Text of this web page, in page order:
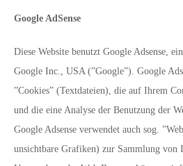
Google AdSense
Diese Website benutzt Google Adsense,
Google Inc., USA (”Google”). Google
”Cookies” (Textdateien), die auf Ihrem
und die eine Analyse der Benutzung der
Google Adsense verwendet auch sog.
unsichtbare Grafiken) zur Sammlung